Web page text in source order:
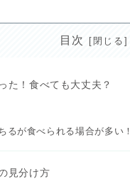
目次
た！食べても大丈夫？
るが食べられる場合が多い！
見分け方